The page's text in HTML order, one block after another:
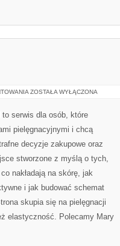
KOSMETYKI
ZOSTAŁA WYŁĄCZONA
serwis dla osób, które
pielęgnacyjnymi i chcą
decyzje zakupowe oraz
stworzone z myślą o tych,
nakładają na skórę, jak
i jak budować schemat
skupia się na pielęgnacji
elastyczność. Polecamy Mary